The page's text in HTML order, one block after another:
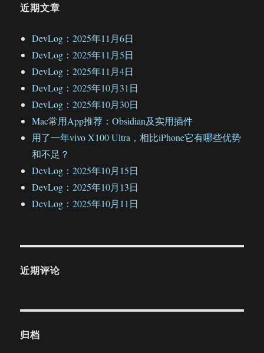
近期文章
DevLog：2025年11月6日
DevLog：2025年11月5日
DevLog：2025年11月4日
DevLog：2025年10月31日
DevLog：2025年10月30日
Mac常用App推荐：Obsidian及实用插件
用了一年vivo X100 Ultra，相比iPhone它有哪些优势
和不足？
DevLog：2025年10月15日
DevLog：2025年10月13日
DevLog：2025年10月11日
近期评论
归档